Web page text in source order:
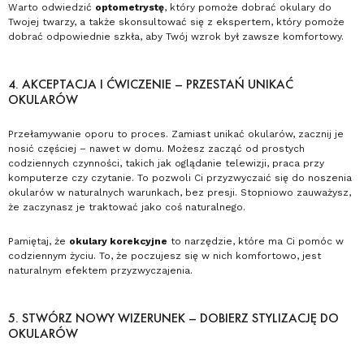
Warto odwiedzić optometrystę, który pomoże dobrać okulary do
Twojej twarzy, a także skonsultować się z ekspertem, który pomoże
dobrać odpowiednie szkła, aby Twój wzrok był zawsze komfortowy.
4. AKCEPTACJA I ĆWICZENIE – PRZESTAŃ UNIKAĆ
OKULARÓW
Przełamywanie oporu to proces. Zamiast unikać okularów, zacznij je
nosić częściej – nawet w domu. Możesz zacząć od prostych
codziennych czynności, takich jak oglądanie telewizji, praca przy
komputerze czy czytanie. To pozwoli Ci przyzwyczaić się do noszenia
okularów w naturalnych warunkach, bez presji. Stopniowo zauważysz,
że zaczynasz je traktować jako coś naturalnego.
Pamiętaj, że okulary korekcyjne to narzędzie, które ma Ci pomóc w
codziennym życiu. To, że poczujesz się w nich komfortowo, jest
naturalnym efektem przyzwyczajenia.
5. STWÓRZ NOWY WIZERUNEK – DOBIERZ STYLIZACJĘ DO
OKULARÓW